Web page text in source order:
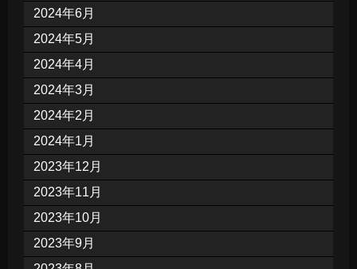
2024年6月
2024年5月
2024年4月
2024年3月
2024年2月
2024年1月
2023年12月
2023年11月
2023年10月
2023年9月